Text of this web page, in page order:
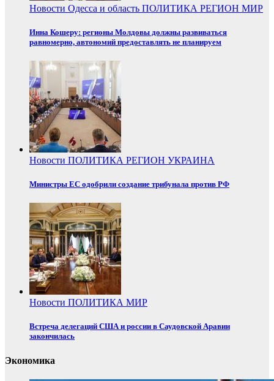
Новости Одесса и область ПОЛИТИКА РЕГИОН МИР
Инна Кошеру: регионы Молдовы должны развиваться
равномерно, автономий предоставлять не планируем
Новости ПОЛИТИКА РЕГИОН УКРАИНА
Министры ЕС одобрили создание трибунала против РФ
Новости ПОЛИТИКА МИР
Встреча делегаций США и россии в Саудовской Аравии
закончилась
Экономика